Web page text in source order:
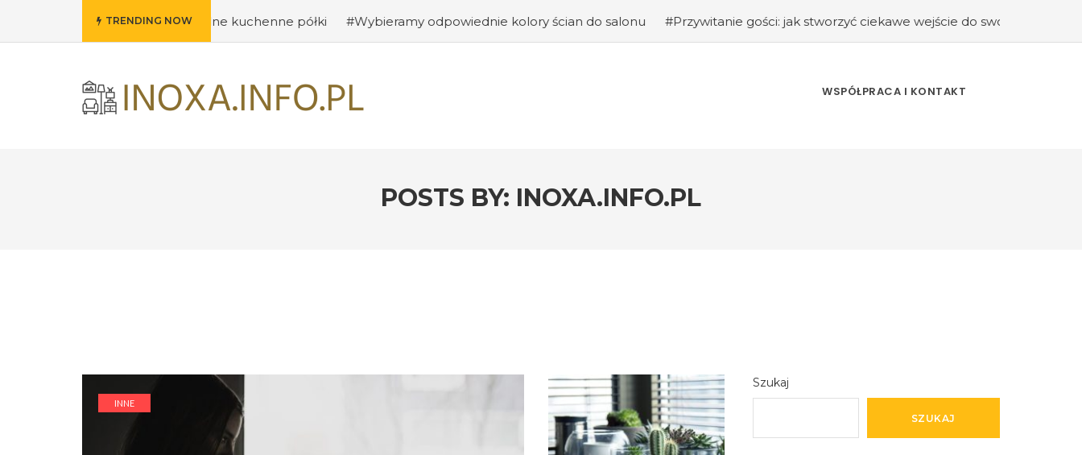
TRENDING NOW
na oryginalne kuchenne półki #Wybieramy odpowiednie kolory ścian do salonu #Przywitanie gości: jak stworzyć ciekawe wejście do swojego domu? #Kuchnia
WSPÓŁPRACA I KONTAKT
POSTS BY: INOXA.INFO.PL
INNE
Szukaj
SZUKAJ